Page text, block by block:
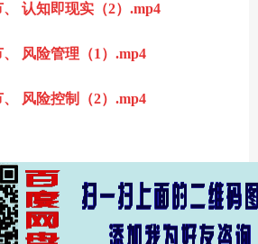
认知即现实（2）.mp4
风险管理（1）.mp4
风险控制（2）.mp4